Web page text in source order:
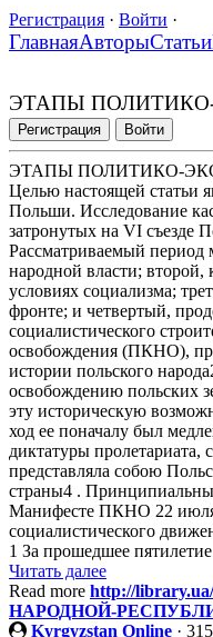
Регистрация · Войти ·
ГлавнаяАвторыСтатьи
ЭТАПЫ ПОЛИТИКО-
Регистрация Войти
ЭТАПЫ ПОЛИТИКО-
Целью настоящей статьи
Польши. Исследование
затронутых на VI съезде
Рассматриваемый период
народной власти; второй,
условиях социализма;
фронте; и четвертый,
социалистического
освобождения (ПКНО),
истории польского
освобождению польских
эту историческую
ход ее поначалу был
диктатуры пролетариата,
представляла собою
страны4 .
Манифесте ПКНО 22 июля
социалистического
1 За прошедшее
Читать далее
Read more http://
НАРОДНОЙ-
Kyrgyzstan Online ·